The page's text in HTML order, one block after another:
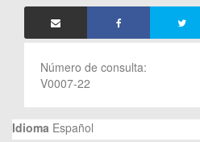
Número de consulta:
V0007-22
Idioma Español